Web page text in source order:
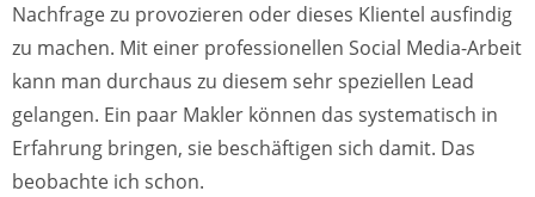
Nachfrage zu provozieren oder dieses Klientel ausfindig
zu machen. Mit einer professionellen Social Media-Arbeit
kann man durchaus zu diesem sehr speziellen Lead
gelangen. Ein paar Makler können das systematisch in
Erfahrung bringen, sie beschäftigen sich damit. Das
beobachte ich schon.